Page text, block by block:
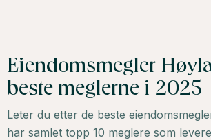
Eiendomsmegler
beste meglerne i 2025
Leter du etter de beste
har samlet topp 10 meglere som